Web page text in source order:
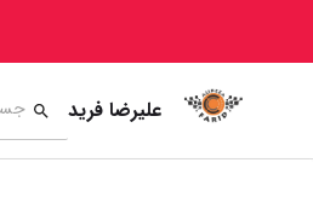
علیرضا فرید